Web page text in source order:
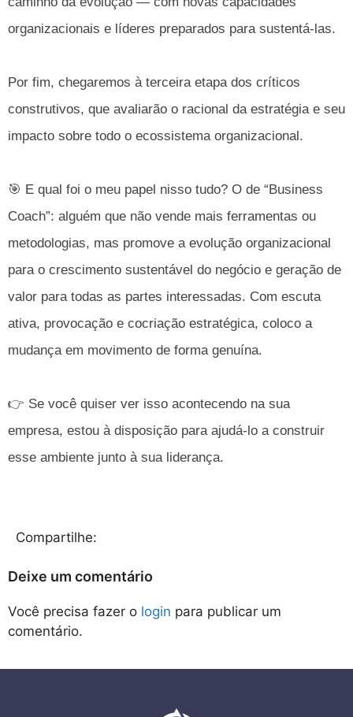
organizacionais e líderes preparados para sustentá-las.
Por fim, chegaremos à terceira etapa dos críticos
construtivos, que avaliarão o racional da estratégia e seu
impacto sobre todo o ecossistema organizacional.
🎯 E qual foi o meu papel nisso tudo? O de “Business
Coach”: alguém que não vende mais ferramentas ou
metodologias, mas promove a evolução organizacional
para o crescimento sustentável do negócio e geração de
valor para todas as partes interessadas. Com escuta
ativa, provocação e cocriação estratégica, coloco a
mudança em movimento de forma genuína.
👉 Se você quiser ver isso acontecendo na sua
empresa, estou à disposição para ajudá-lo a construir
esse ambiente junto à sua liderança.
Compartilhe:
Deixe um comentário
Você precisa fazer o login para publicar um
comentário.